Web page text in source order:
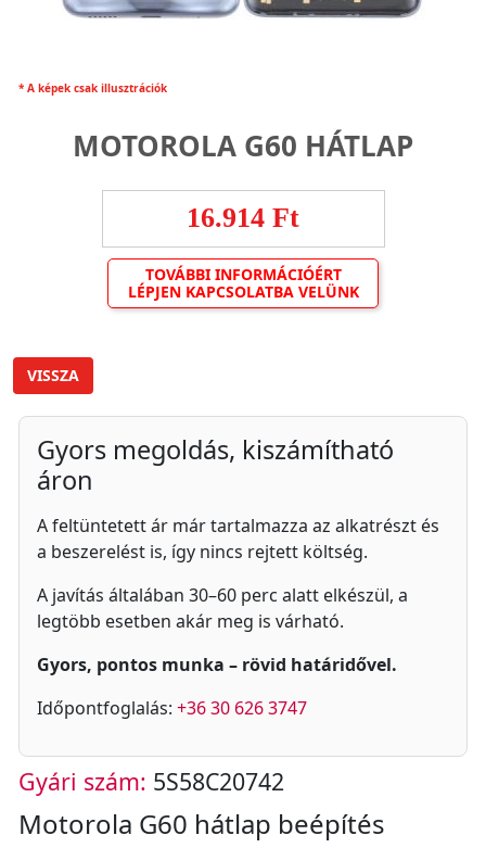
* A képek csak illusztrációk
MOTOROLA G60 HÁTLAP
16.914 Ft
TOVÁBBI INFORMÁCIÓÉRT
LÉPJEN KAPCSOLATBA VELÜNK
VISSZA
Gyors megoldás, kiszámítható
áron
A feltüntetett ár már tartalmazza az alkatrészt és
a beszerelést is, így nincs rejtett költség.
A javítás általában 30–60 perc alatt elkészül, a
legtöbb esetben akár meg is várható.
Gyors, pontos munka – rövid határidővel.
Időpontfoglalás: +36 30 626 3747
Gyári szám: 5S58C20742
Motorola G60 hátlap beépítés